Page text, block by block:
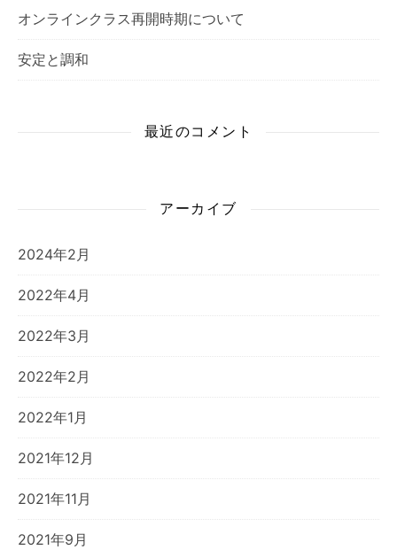
オンラインクラス再開時期について
安定と調和
最近のコメント
アーカイブ
2024年2月
2022年4月
2022年3月
2022年2月
2022年1月
2021年12月
2021年11月
2021年9月